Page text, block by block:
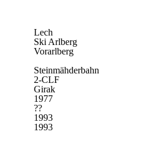
Lech
Ski Arlberg
Vorarlberg
Steinmähderbahn
2-CLF
Girak
1977
??
1993
1993